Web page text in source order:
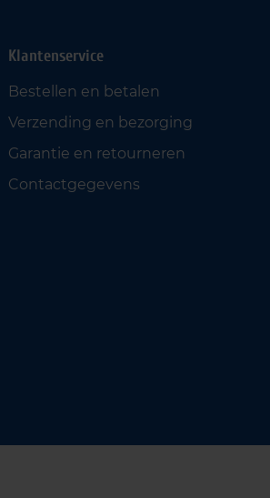
Klantenservice
Bestellen en betalen
Verzending en bezorging
Garantie en retourneren
Contactgegevens